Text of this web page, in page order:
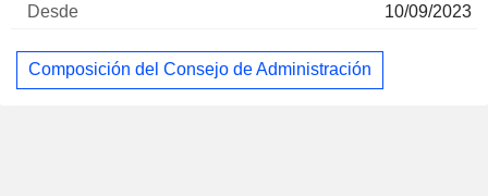
10/09/2023
Composición del Consejo de Administración